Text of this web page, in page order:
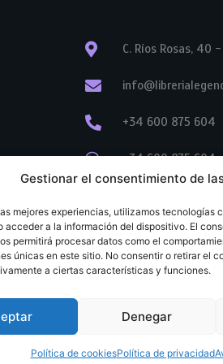
Gestionar el consentimiento de
mejores experiencias, utilizamos tecnologías
acceder a la información del dispositivo. El
permitirá procesar datos como el
únicas en este sitio. No consentir o retirar el
a ciertas características y funciones.
Denegar
Política de cookiesPolítica de privacidad
C. Ríos Rosas,
+34 600 875 604
+34 600 875 604